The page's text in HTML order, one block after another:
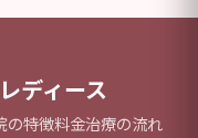
ディース
の特徴料金治療の流れ